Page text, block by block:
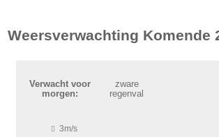
Weersverwachting Komende
Verwacht voor
morgen:
zware
regenval
3m/s